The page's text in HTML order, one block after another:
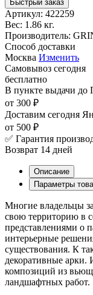
Быстрый заказ
Артикул: 422259
Вес: 1.86 кг.
Производитель:
Способ доставки
Москва Изменить
Самовывоз сегодня
бесплатно
В пункте выдачи до
от 300 ₽
Доставим сегодня
от 500 ₽
✅ Гарантия
Возврат 14 дней
Описание
Параметры
Многие владельцы
свою территорию в
представлениями о
интерьерные
существования. К
декоративные арки.
композиций из
ландшафтных работ.